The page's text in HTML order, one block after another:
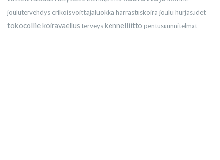
joulutervehdys erikoisvoittajaluokka harrastuskoira joulu hurjasudet
tokocollie koiravaellus terveyskennelliitto pentusuunnitelmat